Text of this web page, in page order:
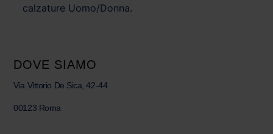
calzature Uomo/Donna.
DOVE SIAMO
Via Vittorio De Sica, 42-44
00123 Roma